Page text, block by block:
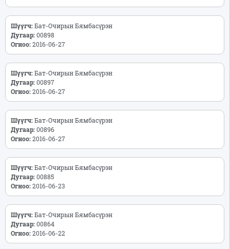
Шүүгч:Бат-Очирын Бямбасүрэн
Дугаар:00898
Огноо:2016-06-27
Шүүгч:Бат-Очирын Бямбасүрэн
Дугаар:00897
Огноо:2016-06-27
Шүүгч:Бат-Очирын Бямбасүрэн
Дугаар:00896
Огноо:2016-06-27
Шүүгч:Бат-Очирын Бямбасүрэн
Дугаар:00885
Огноо:2016-06-23
Шүүгч:Бат-Очирын Бямбасүрэн
Дугаар:00864
Огноо:2016-06-22